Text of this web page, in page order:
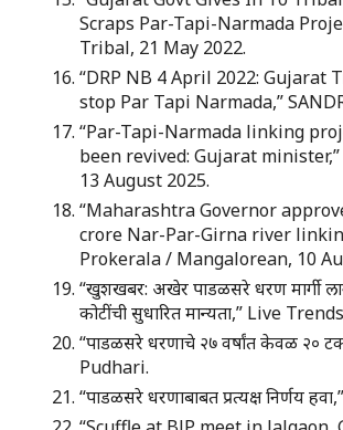
Scraps Par-Tapi-Narmada
Tribal, 21 May 2022.
“DRP NB 4 April 2022: Gujarat
stop Par Tapi Narmada,”
“Par-Tapi-Narmada linking
been revived: Gujarat
13 August 2025.
“Maharashtra Governor
crore Nar-Par-Girna river
Prokerala / Mangalorean, 10
“खुशखबर: अखेर पाडळसरे धरण मार्गी
कोटींची सुधारित मान्यता,” Live
“पाडळसरे धरणाचे २७ वर्षांत केवळ २०
Pudhari.
“पाडळसरे धरणाबाबत प्रत्यक्ष निर्णय